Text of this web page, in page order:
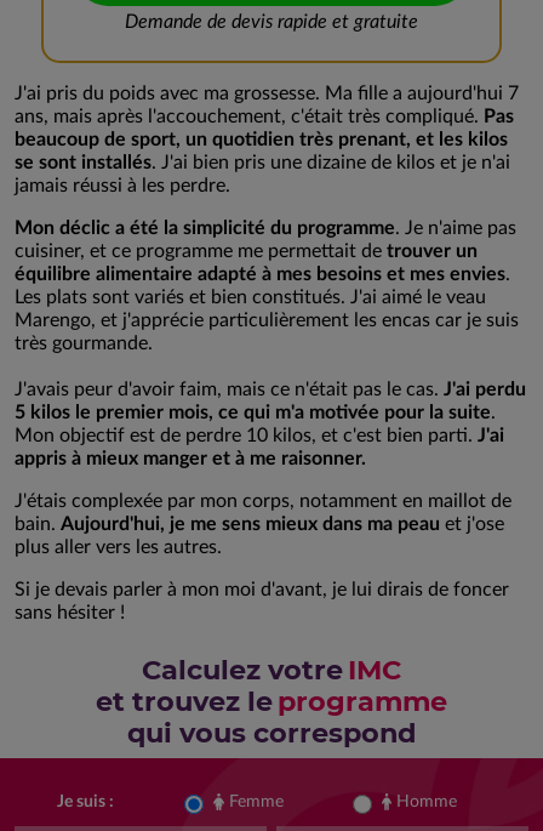
Demande de devis rapide et gratuite
J'ai pris du poids avec ma grossesse. Ma fille a aujourd'hui 7
ans, mais après l'accouchement, c'était très compliqué. Pas
beaucoup de sport, un quotidien très prenant, et les kilos
se sont installés. J'ai bien pris une dizaine de kilos et je n'ai
jamais réussi à les perdre.
Mon déclic a été la simplicité du programme. Je n'aime pas
cuisiner, et ce programme me permettait de trouver un
équilibre alimentaire adapté à mes besoins et mes envies.
Les plats sont variés et bien constitués. J'ai aimé le veau
Marengo, et j'apprécie particulièrement les encas car je suis
très gourmande.
J'avais peur d'avoir faim, mais ce n'était pas le cas. J'ai perdu
5 kilos le premier mois, ce qui m'a motivée pour la suite.
Mon objectif est de perdre 10 kilos, et c'est bien parti. J'ai
appris à mieux manger et à me raisonner.
J'étais complexée par mon corps, notamment en maillot de
bain. Aujourd'hui, je me sens mieux dans ma peau et j'ose
plus aller vers les autres.
Si je devais parler à mon moi d'avant, je lui dirais de foncer
sans hésiter !
Calculez votre IMC
et trouvez leprogramme
qui vous correspond
Je suis : Femme Homme